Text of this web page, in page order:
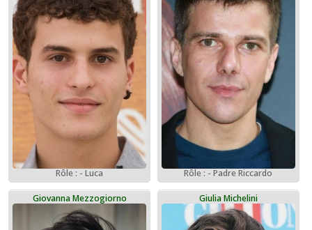
Rôle : - Luca Rôle : - Padre Riccardo
Giovanna Mezzogiorno Giulia Michelini